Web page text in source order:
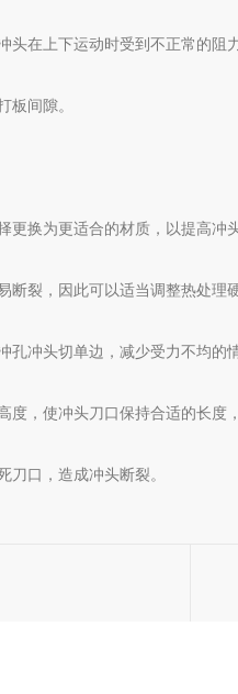
在上下运动时受到不正常的阻
板间隙。
换为更适合的材质，以提高冲
裂，因此可以适当调整热处理
冲头切单边，减少受力不均的情
，使冲头刀口保持合适的长度
刀口，造成冲头断裂。